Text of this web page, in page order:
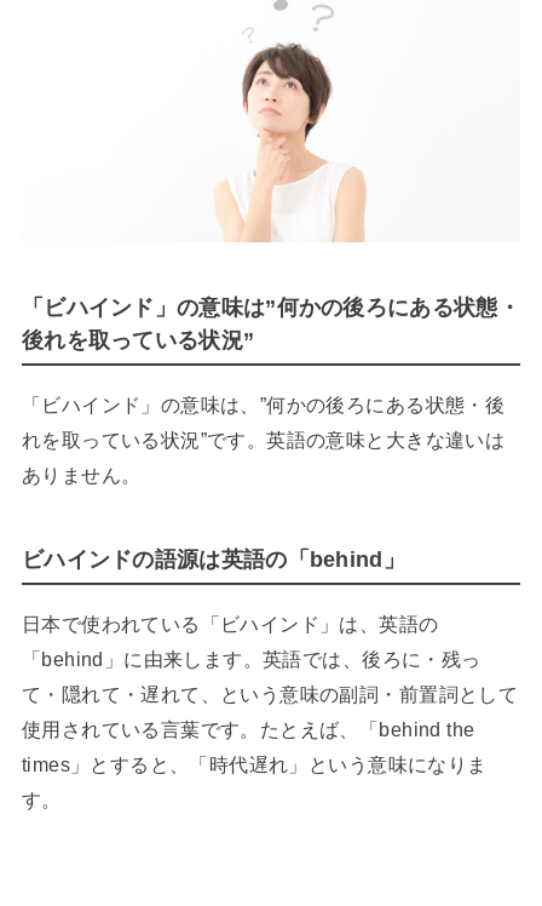
「ビハインド」の意味は”何かの後ろにある状態・
後れを取っている状況”
「ビハインド」の意味は、”何かの後ろにある状態・後
れを取っている状況”です。英語の意味と大きな違いは
ありません。
ビハインドの語源は英語の「behind」
日本で使われている「ビハインド」は、英語の
「behind」に由来します。英語では、後ろに・残っ
て・隠れて・遅れて、という意味の副詞・前置詞として
使用されている言葉です。たとえば、「behind the
times」とすると、「時代遅れ」という意味になりま
す。